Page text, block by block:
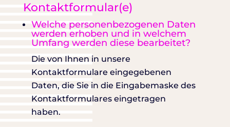
Kontaktformular(e)
Welche personenbezogenen Daten
werden erhoben und in welchem
Umfang werden diese bearbeitet?
Die von Ihnen in unsere
Kontaktformulare eingegebenen
Daten, die Sie in die Eingabemaske des
Kontaktformulares eingetragen
haben.